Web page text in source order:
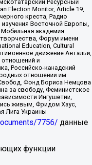
Ресурсный
Election Monitor, Article 19,
креста, Радио
Восточной Европы,
академия
Форум имени
Education, Cultural
движение Антальи,
и
Российско-канадский
отношений им
Фонд Бориса Немцова
за свободу, Феминистское
Ингушетии,
живым, Фридом Хаус,
Лига Украины
7756/ данные
функции